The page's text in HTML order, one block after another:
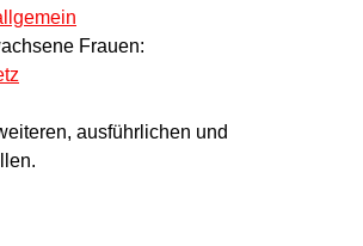
Frauen:
ausführlichen und